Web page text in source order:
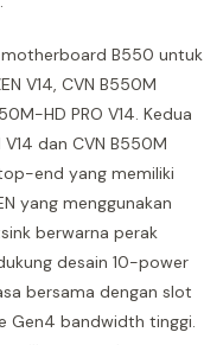
motherboard B550 untuk
V14, CVN B550M
HD PRO V14. Kedua
V14 dan CVN B550M
end yang memiliki
yang menggunakan
berwarna perak
desain 10-power
bersama dengan slot
Gen4 bandwidth tinggi.